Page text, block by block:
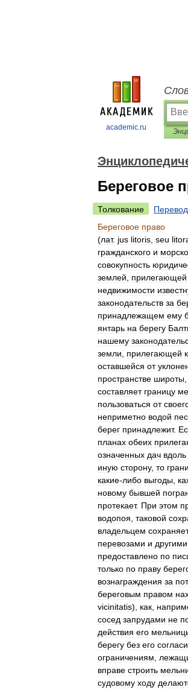
academic.ru
Береговое
Толкование
Перевод
Береговое право
(лат. jus litoris seu
гражданского и
совокупность
землей
прилегающей
недвижимости
законодательств за
принадлежащем ему
янтарь на берегу
нашему
земли
прилегающей к
оставшейся от
пространстве широты
составляет границу
пользоваться от
неприметно водой
берег принадлежит.
планах обеих
означенных дач вдоль
иную сторону, то
какие-либо выгоды
новому бывшей
протекает. При этом
водопоя таковой
владельцем
перевозами и другими
предоставлено по
только по праву
вознаграждения за
береговым правом
vicinitatis), как
сосед запрудами не
действия его
берегу без его
ограничениям
вправе строить
судовому ходу